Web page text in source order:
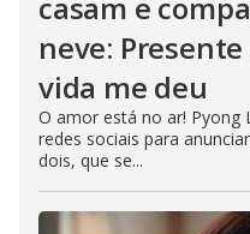
neve:
vida me deu
O amor está no ar! Pyong
redes sociais para
dois, que se...